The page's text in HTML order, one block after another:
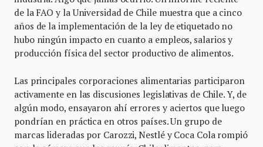
de la FAO y la Universidad de Chile muestra que a cinco
años de la implementación de la ley de etiquetado no
hubo ningún impacto en cuanto a empleos, salarios y
producción física del sector productivo de alimentos.
Las principales corporaciones alimentarias participaron
activamente en las discusiones legislativas de Chile. Y, de
algún modo, ensayaron ahí errores y aciertos que luego
pondrían en práctica en otros países. Un grupo de
marcas lideradas por Carozzi, Nestlé y Coca Cola rompió